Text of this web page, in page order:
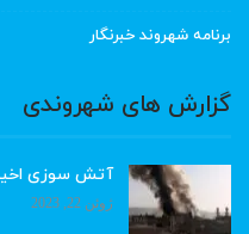
برنامه شهروند خبرنگار
گزارش های شهروندی
آتش سوزی
ژوئن 22, 2023